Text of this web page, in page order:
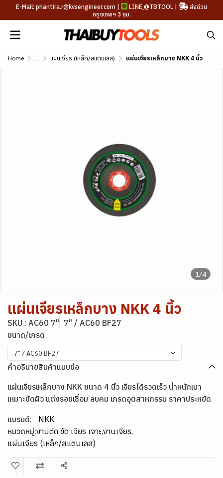
E-Mail: phantira.r@kvsengineer.com | LINE @TBTOOL |
ส่งด่วน
กรุงเทพฯ 3 ชม.
Home ... แผ่นเจียร (เหล็ก/สแตนเลส) แผ่นเจียรเหล็กบาง NKK 4 นิ้ว
1/4
แผ่นเจียรเหล็กบาง NKK 4 นิ้ว
SKU : AC60 7" 7" / AC60 BF27
ขนาด/เกรด
7" / AC60 BF27
คำอธิบายสินค้าแบบย่อ
แผ่นเจียรเหล็กบาง NKK ขนาด 4 นิ้ว เจียรได้รวดเร็ว น้ำหนักเบา
เหมาะขัดผิว แต่งรอยเชื่อม ลบคม เกรดอุตสาหกรรม ราคาประหยัด
แบรนด์:
NKK
หมวดหมู่:งานตัด ขัด เจียร เจาะ,งานเจียร,
แผ่นเจียร (เหล็ก/สแตนเลส)
แชร์